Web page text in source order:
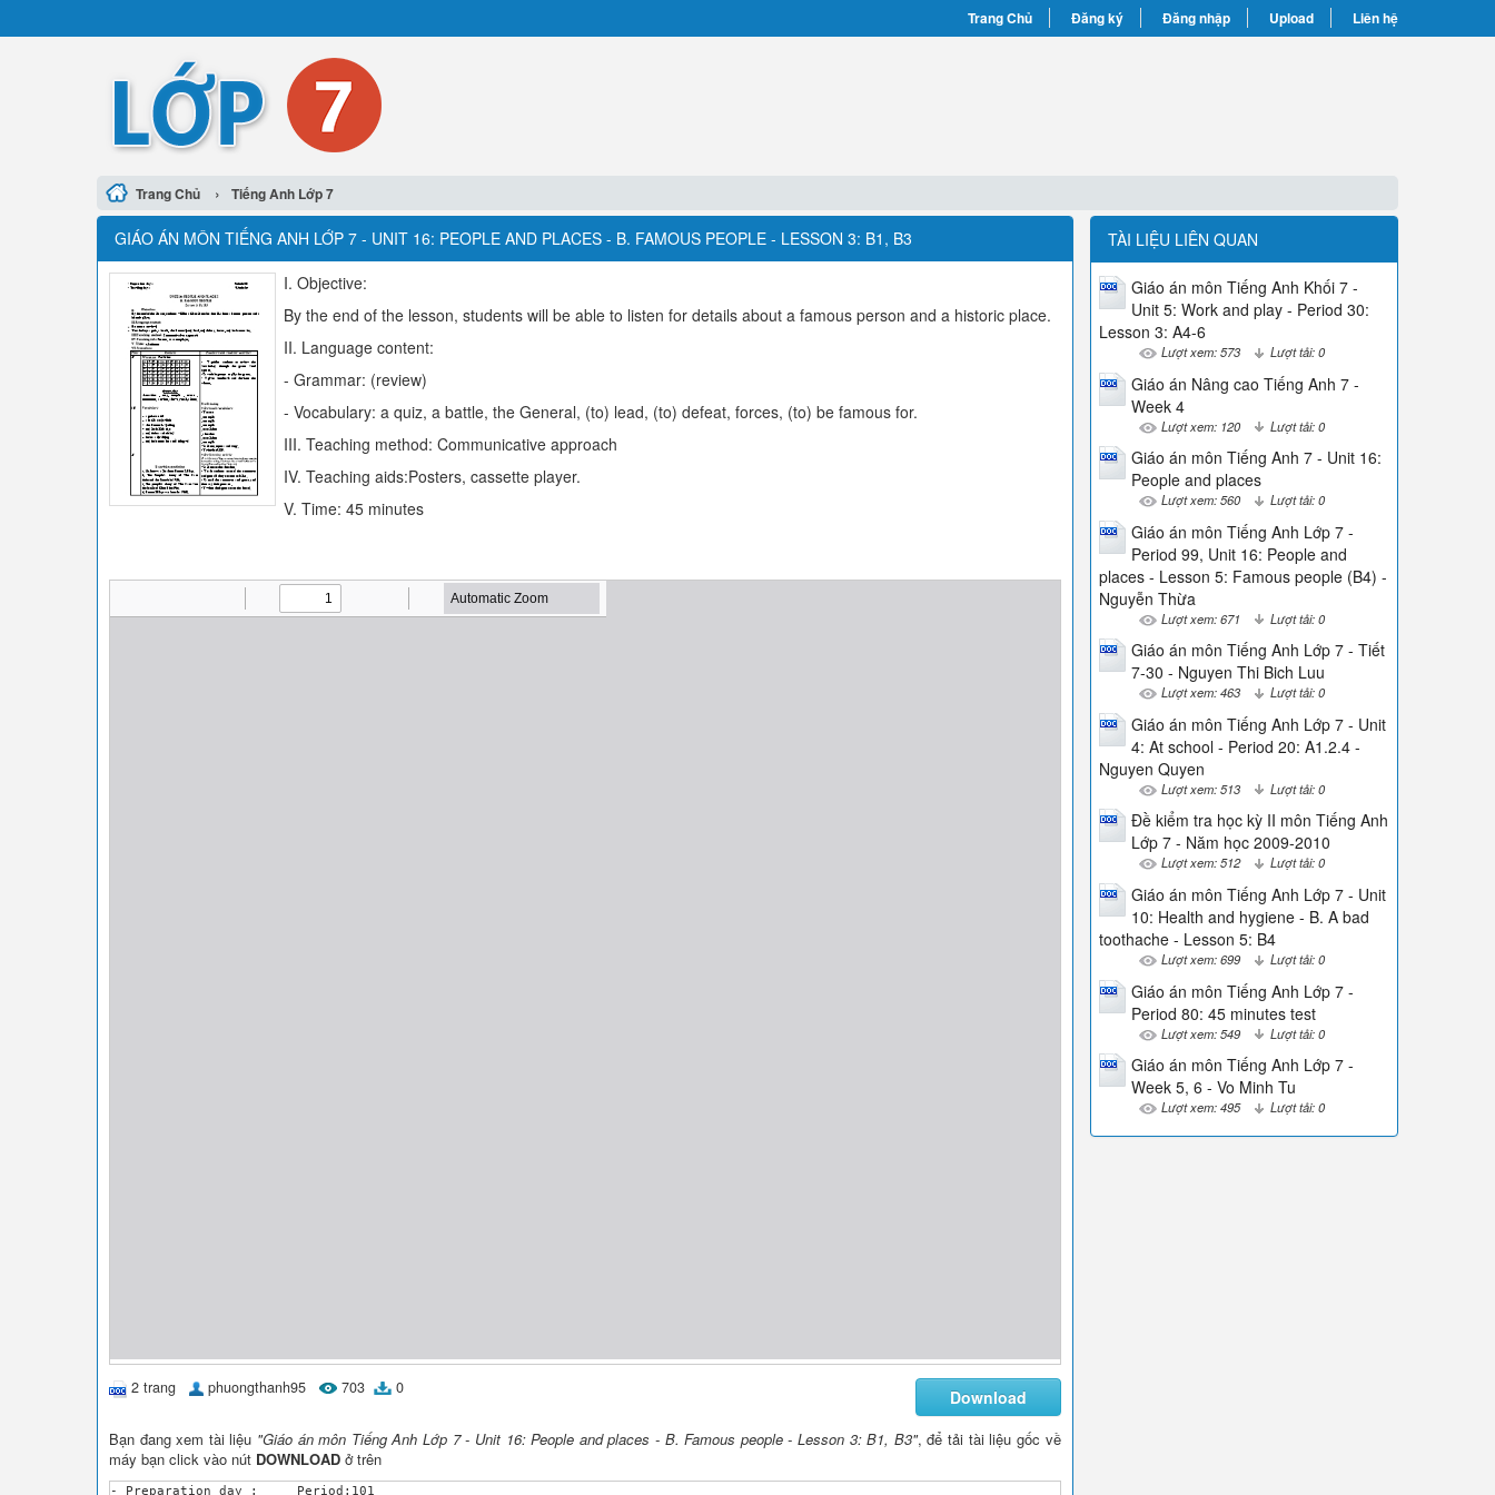
Trang Chủ Đăng ký Đăng nhập Upload Liên hệ
Trang Chủ › Tiếng Anh Lớp 7
GIÁO ÁN MÔN TIẾNG ANH LỚP 7 - UNIT 16: PEOPLE AND PLACES - B. FAMOUS PEOPLE - LESSON 3: B1, B3
I. Objective:
By the end of the lesson, students will be able to listen for details about a famous person and a historic place.
II. Language content:
- Grammar: (review)
- Vocabulary: a quiz, a battle, the General, (to) lead, (to) defeat, forces, (to) be famous for.
III. Teaching method: Communicative approach
IV. Teaching aids:Posters, cassette player.
V. Time: 45 minutes
2 trang phuongthanh95 703 0 Download
Bạn đang xem tài liệu "Giáo án môn Tiếng Anh Lớp 7 - Unit 16: People and places - B. Famous people - Lesson 3: B1, B3", để tải tài liệu gốc về
máy bạn click vào nút DOWNLOAD ở trên
- Preparation day :	Period:101
TÀI LIỆU LIÊN QUAN
Giáo án môn Tiếng Anh Khối 7 -
Unit 5: Work and play - Period 30:
Lesson 3: A4-6
Lượt xem: 573 Lượt tải: 0
Giáo án Nâng cao Tiếng Anh 7 -
Week 4
Lượt xem: 120 Lượt tải: 0
Giáo án môn Tiếng Anh 7 - Unit 16:
People and places
Lượt xem: 560 Lượt tải: 0
Giáo án môn Tiếng Anh Lớp 7 -
Period 99, Unit 16: People and
places - Lesson 5: Famous people (B4) -
Nguyễn Thừa
Lượt xem: 671 Lượt tải: 0
Giáo án môn Tiếng Anh Lớp 7 - Tiết
7-30 - Nguyen Thi Bich Luu
Lượt xem: 463 Lượt tải: 0
Giáo án môn Tiếng Anh Lớp 7 - Unit
4: At school - Period 20: A1.2.4 -
Nguyen Quyen
Lượt xem: 513 Lượt tải: 0
Đề kiểm tra học kỳ II môn Tiếng Anh
Lớp 7 - Năm học 2009-2010
Lượt xem: 512 Lượt tải: 0
Giáo án môn Tiếng Anh Lớp 7 - Unit
10: Health and hygiene - B. A bad
toothache - Lesson 5: B4
Lượt xem: 699 Lượt tải: 0
Giáo án môn Tiếng Anh Lớp 7 -
Period 80: 45 minutes test
Lượt xem: 549 Lượt tải: 0
Giáo án môn Tiếng Anh Lớp 7 -
Week 5, 6 - Vo Minh Tu
Lượt xem: 495 Lượt tải: 0